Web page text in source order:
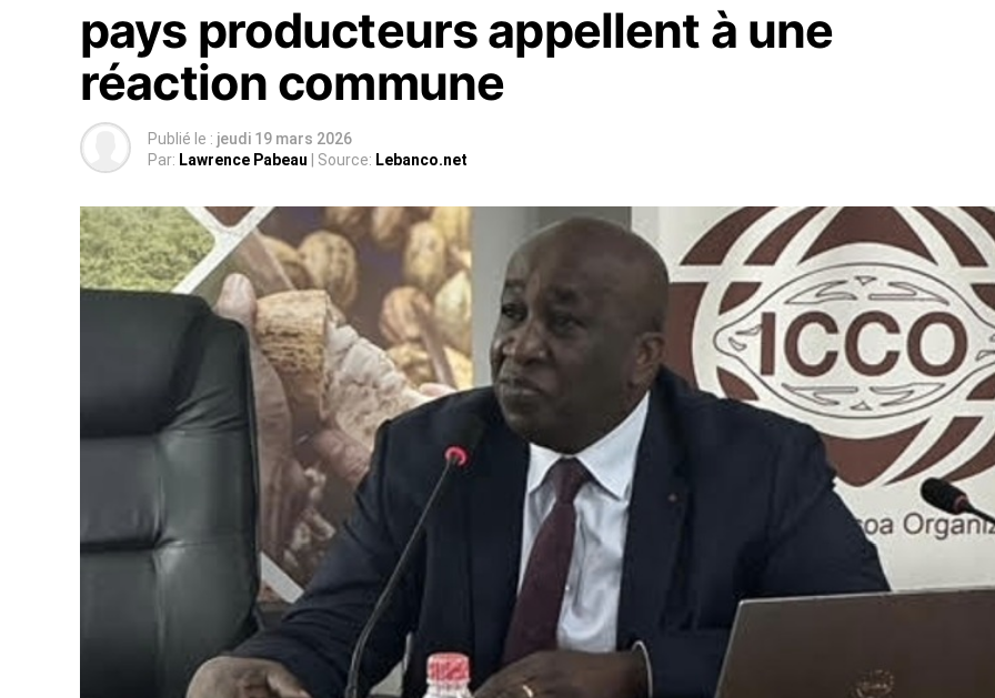
pays producteurs appellent à une
réaction commune
Publié le : jeudi 19 mars 2026
Par: Lawrence Pabeau | Source: Lebanco.net